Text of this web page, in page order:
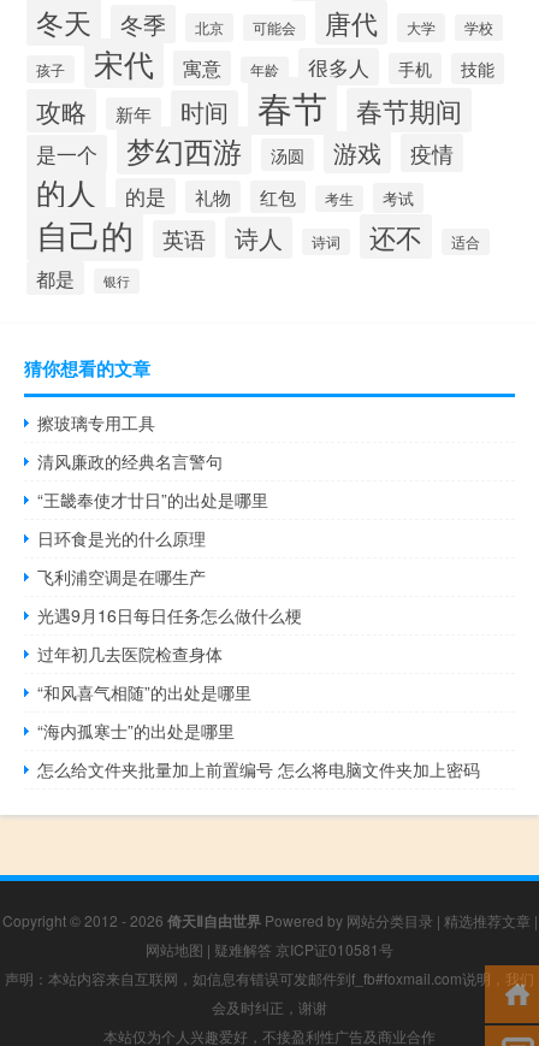
冬天 冬季 北京 可能会 唐代 大学 学校
孩子 宋代 寓意 年龄 很多人 手机 技能
攻略 新年 时间 春节 春节期间
是一个 梦幻西游 汤圆 游戏 疫情
的人 的是 礼物 红包 考生 考试
自己的 英语 诗人 诗词 还不 适合
都是 银行
猜你想看的文章
擦玻璃专用工具
清风廉政的经典名言警句
“王畿奉使才廿日”的出处是哪里
日环食是光的什么原理
飞利浦空调是在哪生产
光遇9月16日每日任务怎么做什么梗
过年初几去医院检查身体
“和风喜气相随”的出处是哪里
“海内孤寒士”的出处是哪里
怎么给文件夹批量加上前置编号 怎么将电脑文件夹加上密码
Copyright © 2012 - 2026 倚天Ⅱ自由世界Powered by 网站分类目录 | 精选推荐文章 |
网站地图 | 疑难解答 京ICP证010581号
声明：本站内容来自互联网，如信息有错误可发邮件到f_fb#foxmail.com说明，我们
会及时纠正，谢谢
本站仅为个人兴趣爱好，不接盈利性广告及商业合作